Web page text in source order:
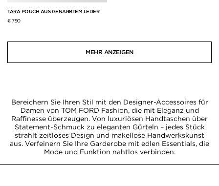
TARA POUCH AUS GENARBTEM LEDER
€ 790
MEHR ANZEIGEN
Bereichern Sie Ihren Stil mit den Designer-Accessoires für
Damen von TOM FORD Fashion, die mit Eleganz und
Raffinesse überzeugen. Von luxuriösen Handtaschen über
Statement-Schmuck zu eleganten Gürteln – jedes Stück
strahlt zeitloses Design und makellose Handwerkskunst
aus. Verfeinern Sie Ihre Garderobe mit edlen Essentials, die
Mode und Funktion nahtlos verbinden.